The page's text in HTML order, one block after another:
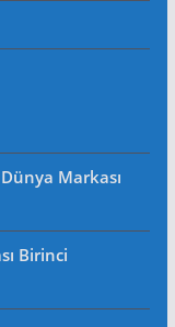
Markası
Birinci